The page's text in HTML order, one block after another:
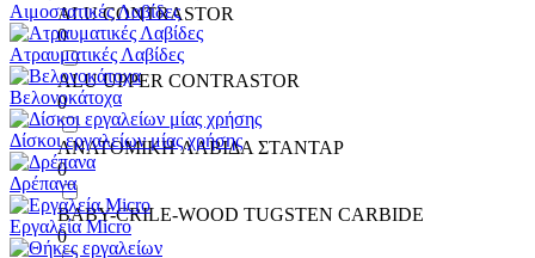
ALU CONTRASTOR
0
ALU UPPER CONTRASTOR
0
ANATOMIKH ΛΑΒΙΔΑ ΣΤΑΝΤΑΡ
0
BABY-CRILE-WOOD TUGSTEN CARBIDE
0
Αιμοστατικές Λαβίδες
Ατραυματικές Λαβίδες
Βελονοκάτοχα
Δίσκοι εργαλείων μίας χρήσης
Δρέπανα
Εργαλεία Micro